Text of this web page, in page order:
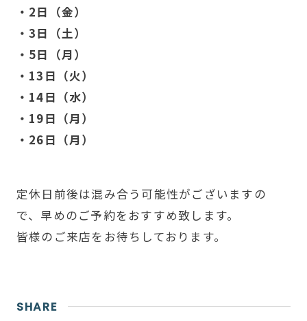
・2日（金）
・3日（土）
・5日（月）
・13日（火）
・14日（水）
・19日（月）
・26日（月）
定休日前後は混み合う可能性がございますの
で、早めのご予約をおすすめ致します。
皆様のご来店をお待ちしております。
SHARE